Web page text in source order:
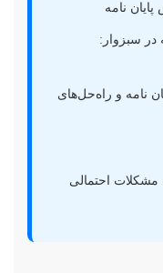
نامه
در سبزوار:
نامه و راه‌حل‌های
احتمالی